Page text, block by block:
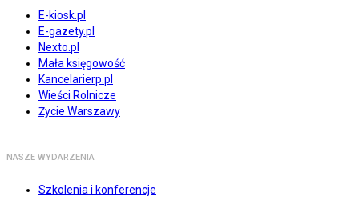
E-kiosk.pl
E-gazety.pl
Nexto.pl
Mała księgowość
Kancelarierp.pl
Wieści Rolnicze
Życie Warszawy
NASZE WYDARZENIA
Szkolenia i konferencje